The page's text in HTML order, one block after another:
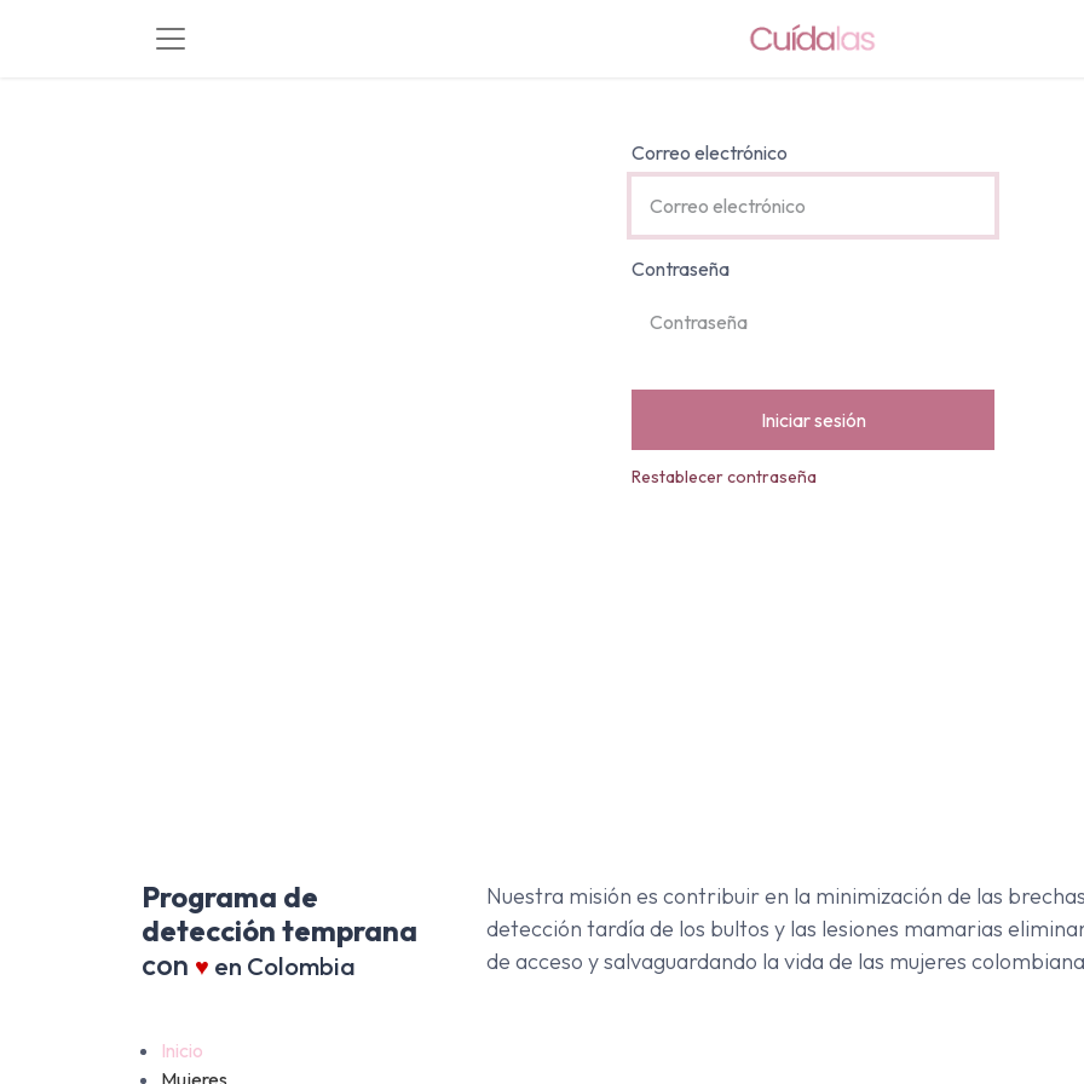
Correo electrónico
Contraseña
Iniciar sesión
Restablecer contraseña
Programa de
detección temprana
con ♥ en Colombia
Nuestra misión es contribuir en la minimización de las
detección tardía de los bultos y las lesiones mamarias
de acceso y salvaguardando la vida de las mujeres
Inicio
Mujeres